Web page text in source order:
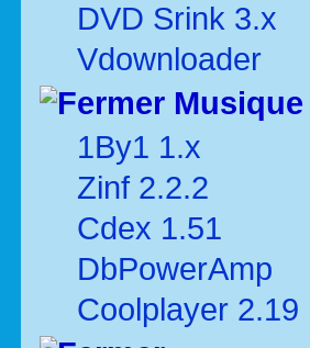
DVD Srink 3.x
Vdownloader
Musique
1By1 1.x
Zinf 2.2.2
Cdex 1.51
DbPowerAmp
Coolplayer 2.19